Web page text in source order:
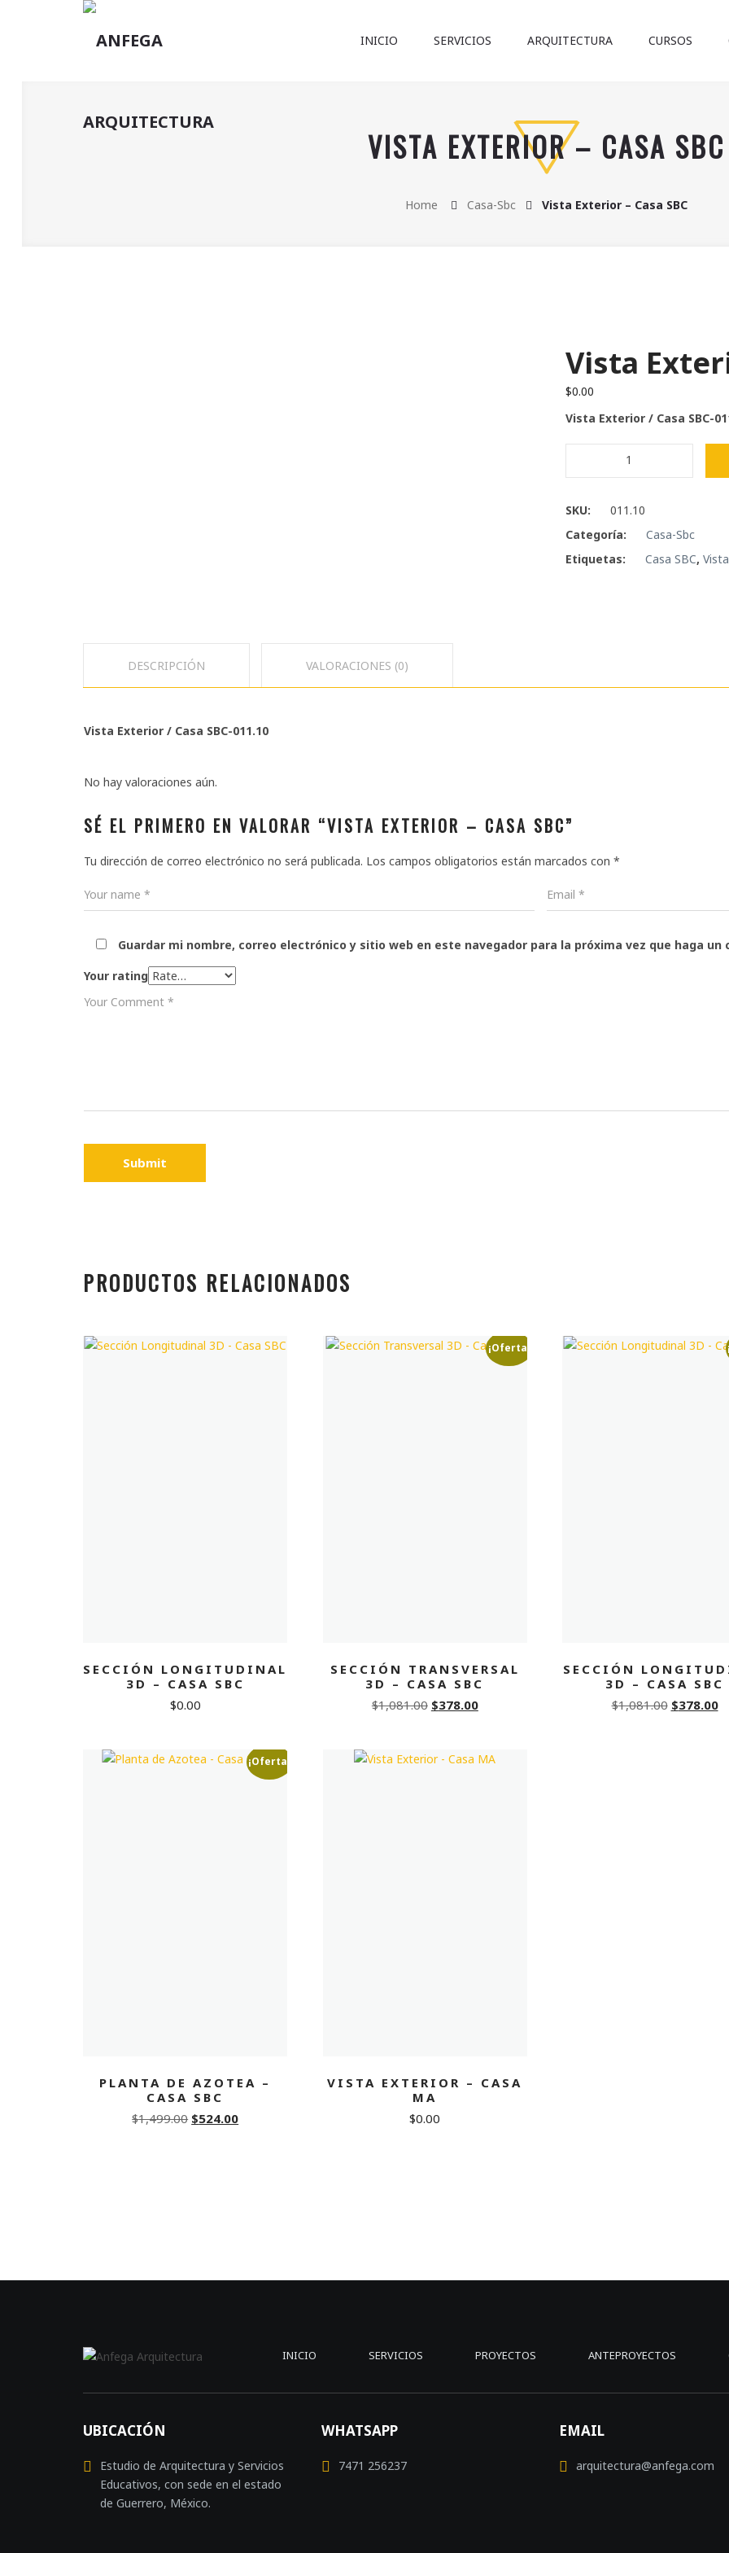
INICIO SERVICIOS ARQUITECTURA CURSOS
VISTA EXTERIOR – CASA SBC
Home Casa-Sbc Vista Exterior – Casa SBC
Vista
$0.00
Vista Exterior / Casa SBC-
Casa
SBC
cantidad
SKU:
011.10
Categoría:
Casa-Sbc
Etiquetas:
Casa SBC,
DESCRIPCIÓN VALORACIONES (0)
Vista Exterior / Casa SBC-011.10
No hay valoraciones aún.
SÉ EL PRIMERO EN VALORAR “VISTA EXTERIOR – CASA SBC”
Tu dirección de correo electrónico no será publicada. Los campos obligatorios están marcados con *
Guardar mi nombre, correo electrónico y sitio web en este navegador para la próxima vez que haga un
Your rating
Submit
PRODUCTOS RELACIONADOS
SECCIÓN LONGITUDINAL
3D – CASA SBC
$0.00
¡Oferta!
SECCIÓN TRANSVERSAL
3D – CASA SBC
$1,081.00 Original
$1,081.00.
$378.00Current
$378.00.
SECCIÓN
3D – CASA SBC
$1,081.00 Original
$378.00
¡Oferta!
PLANTA DE AZOTEA –
CASA SBC
$1,499.00 Original
$524.00Current
VISTA EXTERIOR – CASA
MA
$0.00
INICIO SERVICIOS PROYECTOS ANTEPROYECTOS
UBICACIÓN
Estudio de Arquitectura y Servicios
Educativos, con sede en el estado
de Guerrero, México.
WHATSAPP
7471 256237
EMAIL
arquitectura@anfega.com